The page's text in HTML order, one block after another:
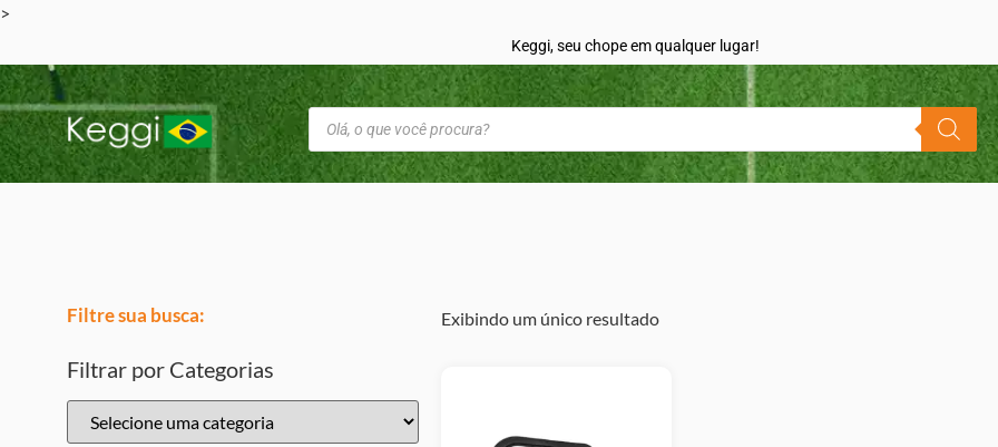
>
Keggi, seu chope em qualquer lugar!
Filtre sua busca:
Filtrar por Categorias
Exibindo um único resultado